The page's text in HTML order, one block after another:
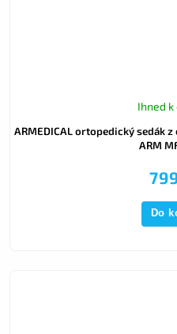
ARMEDICAL ortopedický sedák z
ARM
Ihned k
Do